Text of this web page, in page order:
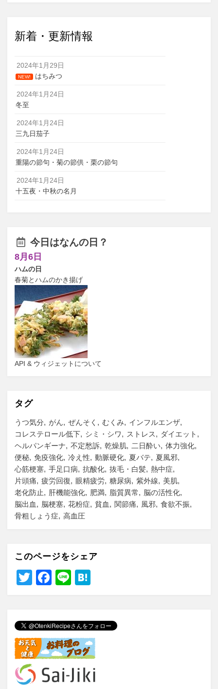
新着・更新情報
2024年1月29日
NEW! はちみつ
2024年1月24日
冬至
2024年1月24日
三九日茄子
2024年1月24日
重陽の節句・菊の節供・栗の節句
2024年1月24日
十五夜・中秋の名月
今日はなんの日？
8月6日
ハムの日
春菊とハムのかき揚げ
API & ウィジェットについて
タグ
うつ気分 がん ぜんそく むくみ
インフルエンザ
コレステロール低下
シミ・シワ ストレス
ダイエット
ヘルパンギーナ
不定愁訴 乾燥肌 二日酔い
体力強化
便秘 免疫強化 冷え性 動脈硬化 夏バテ
夏風邪
心筋梗塞 手足口病 抗酸化 抜毛・白髪 熱中症
片頭痛
疲労回復 眼精疲労 糖尿病 紫外線
美肌
老化防止
肝機能強化 肥満 脂質異常
脳の活性化
脳出血
脳梗塞 花粉症 貧血 関節痛 風邪 食欲不振
骨粗しょう症
高血圧
このページをシェア
T
er
F
e
b
o
o
Li
n
a